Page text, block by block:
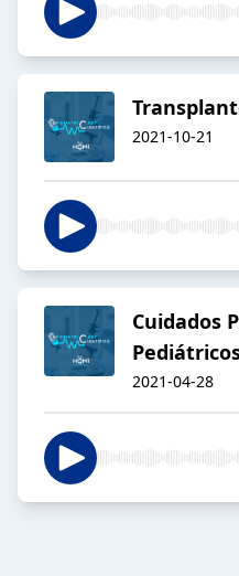
2021-10-21
Cuidados
2021-04-28